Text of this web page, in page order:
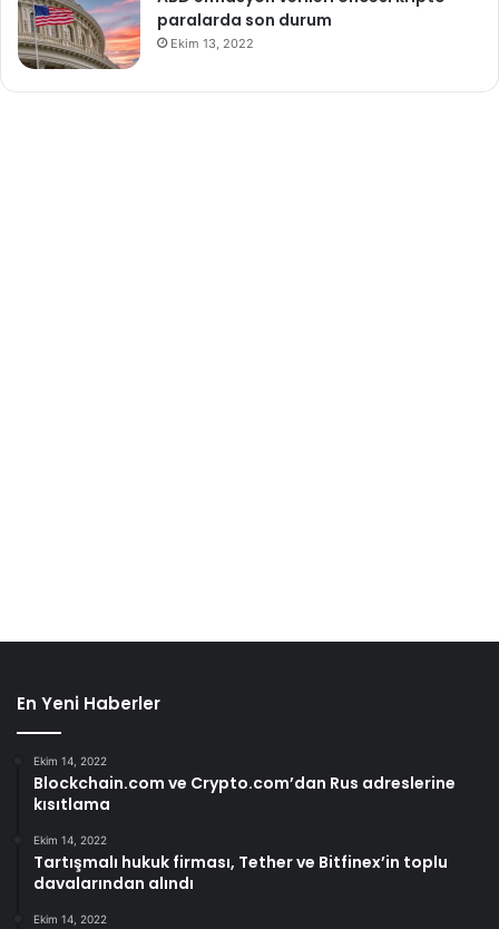
paralarda son durum
Ekim 13, 2022
En Yeni Haberler
Ekim 14, 2022
Blockchain.com ve Crypto.com’dan Rus adreslerine
kısıtlama
Ekim 14, 2022
Tartışmalı hukuk firması, Tether ve Bitfinex’in toplu
davalarından alındı
Ekim 14, 2022